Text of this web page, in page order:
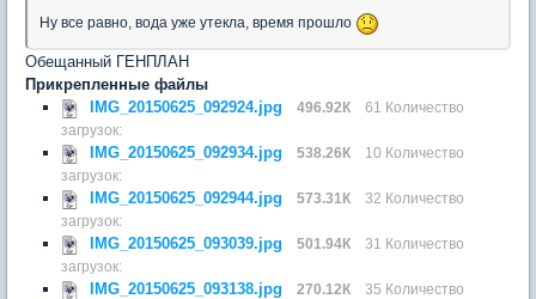
Ну все равно, вода уже утекла, время прошло
Обещанный ГЕНПЛАН
Прикрепленные файлы
IMG_20150625_092924.jpg
496.92К
61 Количество
загрузок:
IMG_20150625_092934.jpg 538.26К
10 Количество
загрузок:
IMG_20150625_092944.jpg 573.31К
32 Количество
загрузок:
IMG_20150625_093039.jpg 501.94К
31 Количество
загрузок:
IMG_20150625_093138.jpg 270.12К
35 Количество